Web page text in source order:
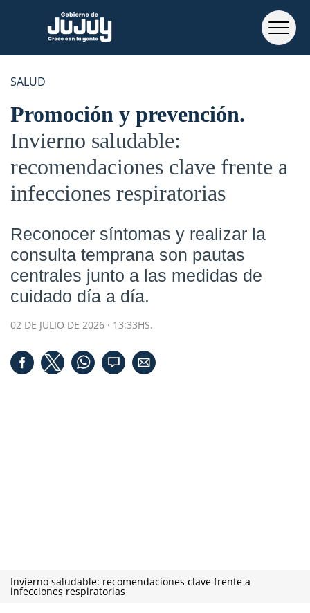
SALUD
Promoción y prevención
Invierno saludable:
recomendaciones clave frente a
infecciones respiratorias
Reconocer síntomas y realizar la
consulta temprana son pautas
centrales junto a las medidas de
cuidado día a día.
02 DE JULIO DE 2026 · 13:33HS.
Invierno saludable: recomendaciones clave frente a
infecciones respiratorias